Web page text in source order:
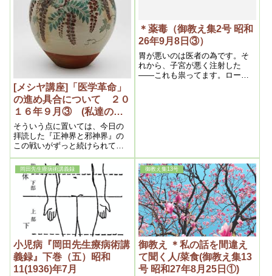
[メシヤ講座]「医学革命」
の進め具合について ２０
１６年９月③ (私達の学
び目からウロコの内容よ
り）
そういう点に置いては、今日の
拝読した『正神界と邪神界』の
この戦いがずっと続けられてき
たけれども、これからはそれを
結んでいかないといけない。そ
ういう時期を迎えているのです
けれども、その時に大切なこと
は一体何かといいますと
＊薬毒（御教え集2号 昭和
26年9月8日③）
胃が悪いのは医者の為です。そ
れから、子宮が悪く注射した
――これも祟ってます。ロート
岡田先生療病術講義録
小児病『岡田先生療病術講
義録』下巻（五）昭和
11(1936)年7月
御教え集13号
御教え ＊私の話を間違え
て聞く人/菜食(御教え集13
号 昭和27年8月25日①)